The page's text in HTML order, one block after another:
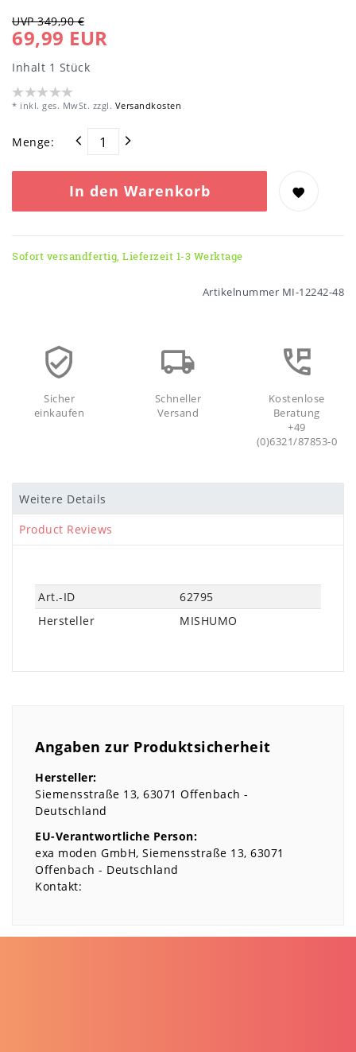
UVP 349,90 €
69,99 EUR
Inhalt 1 Stück
* inkl. ges. MwSt. zzgl. Versandkosten
Menge:
In den Warenkorb
Sofort versandfertig, Lieferzeit 1-3 Werktage
Artikelnummer MI-12242-48
Sicher
einkaufen
Schneller
Versand
Kostenlose
Beratung
+49
(0)6321/87853-0
Weitere Details
Product Reviews
Technisches
Merkmal
Wert
Art.-ID
62795
Hersteller
MISHUMO
Angaben zur Produktsicherheit
Hersteller:
Siemensstraße 13 63071 Offenbach
Deutschland
EU-Verantwortliche Person:
exa moden GmbH Siemensstraße 13 63071
Offenbach
Deutschland
Kontakt: